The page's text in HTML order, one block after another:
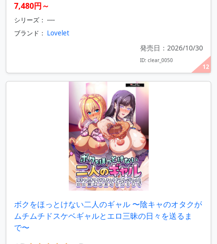
12
7,480円～
シリーズ： ----
ブランド： Lovelet
発売日：2026/10/30
ID: clear_0050
ボクをほっとけない二人のギャル 〜陰キャのオタクが
ムチムチドスケベギャルとエロ三昧の日々を送るま
で〜